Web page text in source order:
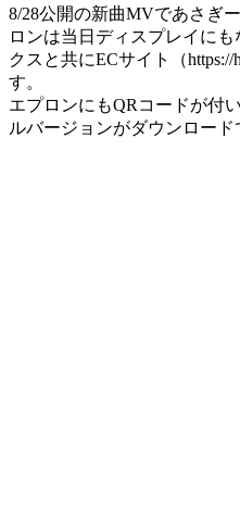
8/28公開の新曲MVであさぎ
ロンは当日ディスプレイに
クスと共にECサイト（https://
す。
エプロンにもQRコードが付
ルバージョンがダウンロード